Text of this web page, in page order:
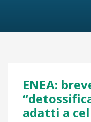
ENEA:
adatti a